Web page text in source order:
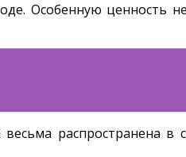
Особенную ценность
распространена в